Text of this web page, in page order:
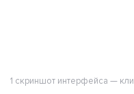
1 скриншот интерфейса —